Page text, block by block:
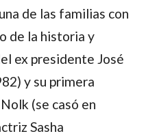
de las familias con
de la historia y
ex presidente José
y su primera
(se casó en
Sasha